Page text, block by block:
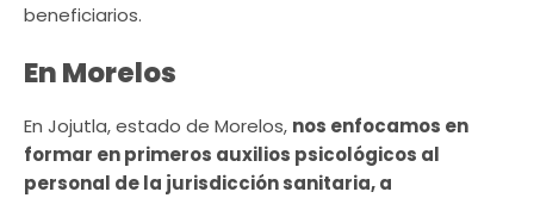
beneficiarios.
En Morelos
En Jojutla, estado de Morelos, nos enfocamos en
formar en primeros auxilios psicológicos al
personal de la jurisdicción sanitaria, a